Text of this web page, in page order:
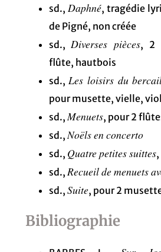
sd., Daphné, tragédie
de Pigné, non créée
sd.,Diverses pièces, 2
flûte, hautbois
sd.,Les loisirs du
pour musette, vielle,
sd.,Menuets, pour 2
sd.,Noëls en concerto
sd., Quatre petites suittes,
sd., Recueil de menuets
sd., Suite, pour 2
Bibliographie